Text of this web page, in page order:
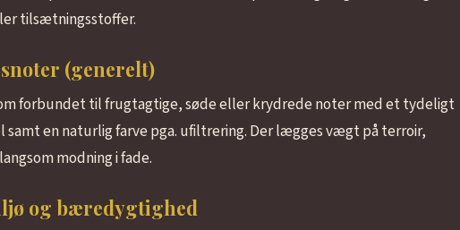
tilsætningsstoffer.
(generelt)
forbundet til frugtagtige, søde eller krydrede noter med et tydeligt
samt en naturlig farve pga. ufiltrering. Der lægges vægt på terroir,
modning i fade.
og bæredygtighed